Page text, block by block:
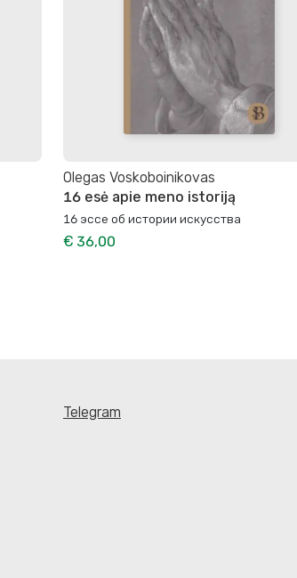
Olegas Voskoboinikovas
16 esė apie meno istoriją
16 эссе об истории искусства
€ 36,00
Telegram